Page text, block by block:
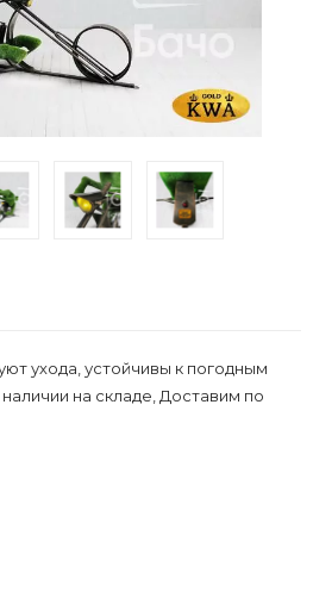
ухода, устойчивы к погодным
на складе, Доставим по